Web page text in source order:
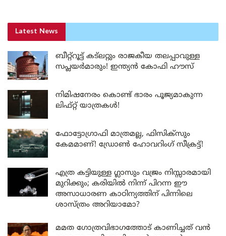
Latest News
ബീറ്റ്‌റൂട്ട് കട്‌ലറ്റും രാജകീയ തലപ്പാവുള്ള
സപ്ലയർമാരും! ഇന്ത്യൻ കോഫി ഹൗസ്
നിമിഷനേരം കൊണ്ട് ഭാരം പൂജ്യമാകുന്ന
ലിഫ്റ്റ് യാത്രകൾ!
ഫോട്ടോഗ്രാഫി മാത്രമല്ല, ഫിസിക്സും
കേമമാണ്! ഡ്രോൺ ഹോവറിംഗ് സീക്രട്ട്!
എത്ര കട്ടിയുള്ള ഗ്ലാസും വജ്രം നിസ്സാരമായി
മുറിക്കും; കരിയിൽ നിന്ന് പിറന്ന ഈ
അസാധാരണ കാഠിന്യത്തിന് പിന്നിലെ
ശാസ്ത്രം അറിയാമോ?
മമത ഗോത്രവിഭാഗത്തോട് കാണിച്ചത് വൻ